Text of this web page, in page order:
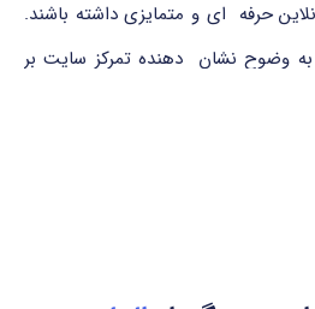
حرفه ای و متمایزی داشته باشند.
استفاده از دامنه .wedding به وضوح نشان دهنده تمرکز سایت بر